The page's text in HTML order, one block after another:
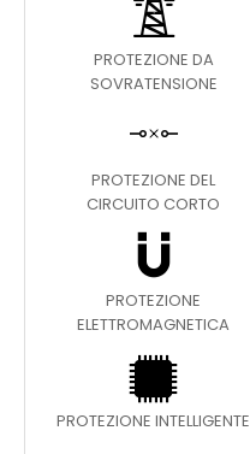
PROTEZIONE DA
SOVRATENSIONE
PROTEZIONE DEL
CIRCUITO CORTO
PROTEZIONE
ELETTROMAGNETICA
PROTEZIONE INTELLIGENTE